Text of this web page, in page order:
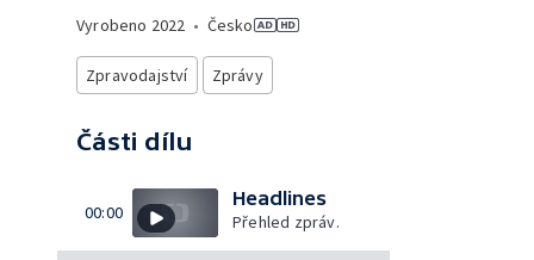
Vyrobeno 2022 • Česko
Zpravodajství Zprávy
Části dílu
00:00
Headlines
Přehled zpráv.